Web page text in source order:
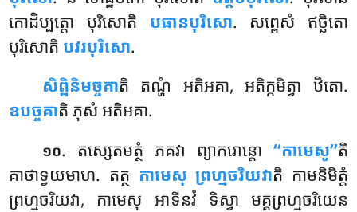
កោដិប្បត្តោ បុរិសោតិ បធានបុរិសោ. សព្ពេសំ ឥច្ឆិតោ
បុរិសោតិ បវរបុរិសោ.
សិព្ពិនិមច្ចគាតិ តណ្ហំ អតិអគា, អតិក្កមិត្វា ឋិតោ.
ឧបច្ចគាតិ ភុសំ អតិអគា.
១០. តស្សេតមត្ថំ ភគវា ព្យាករោន្តោ ‘‘កាមេសូ’’តិ
គាថាទ្វយមាហ. តត្ថ កាមេសុ ព្រហ្មចរិយវាតិ កាមនិមិត្តំ
ព្រហ្មចរិយវា, កាមេសុ អាទីនវំ ទិស្វា មគ្គព្រហ្មចរិយេន